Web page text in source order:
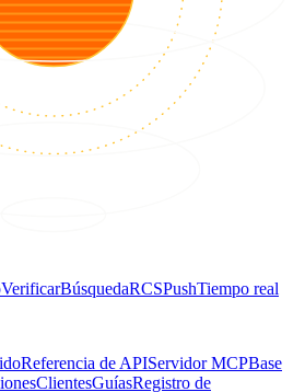
VerificarBúsquedaRCSPushTiempo real
Referencia de APIServidor MCPBase
ClientesGuíasRegistro de